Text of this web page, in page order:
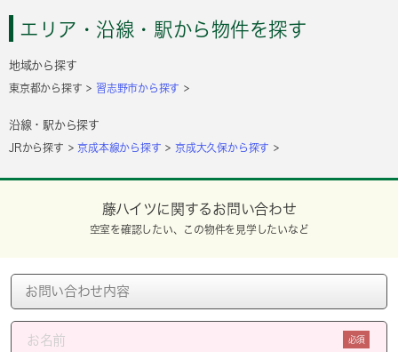
エリア・沿線・駅から物件を探す
地域から探す
東京都から探す 習志野市から探す
沿線・駅から探す
JRから探す 京成本線から探す 京成大久保から探す
藤ハイツに関するお問い合わせ
空室を確認したい、この物件を見学したいなど
必須